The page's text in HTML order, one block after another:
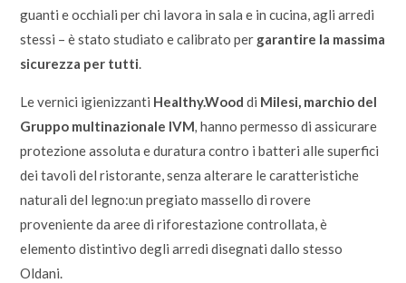
guanti e occhiali per chi lavora in sala e in cucina, agli arredi
stessi – è stato studiato e calibrato per garantire la massima
sicurezza per tutti.
Le vernici igienizzanti Healthy.Wood di Milesi, marchio del
Gruppo multinazionale IVM,hanno permesso di assicurare
protezione assoluta e duratura contro i batteri alle superfici
dei tavoli del ristorante, senza alterare le caratteristiche
naturali del legno:un pregiato massello di rovere
proveniente da aree di riforestazione controllata, è
elemento distintivo degli arredi disegnati dallo stesso
Oldani.